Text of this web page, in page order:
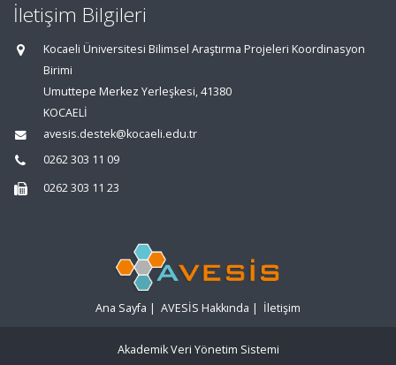
İletişim Bilgileri
Kocaeli Üniversitesi Bilimsel Araştırma Projeleri Koordinasyon
Birimi
Umuttepe Merkez Yerleşkesi, 41380
KOCAELİ
avesis.destek@kocaeli.edu.tr
0262 303 11 09
0262 303 11 23
Ana Sayfa | AVESİS Hakkında | İletişim
Akademik Veri Yönetim Sistemi